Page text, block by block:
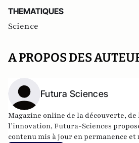
THEMATIQUES
Science
A PROPOS DES
Futura Sciences
Magazine online de la découverte, de
l’innovation, Futura-Sciences
contenu mis à jour en permanence